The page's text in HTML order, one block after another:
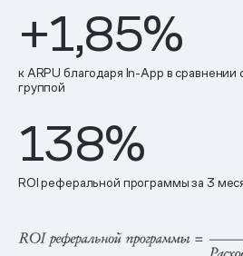
+1,85%
к ARPU благодаря In-App в сравнении
группой
138%
ROI реферальной программы за 3